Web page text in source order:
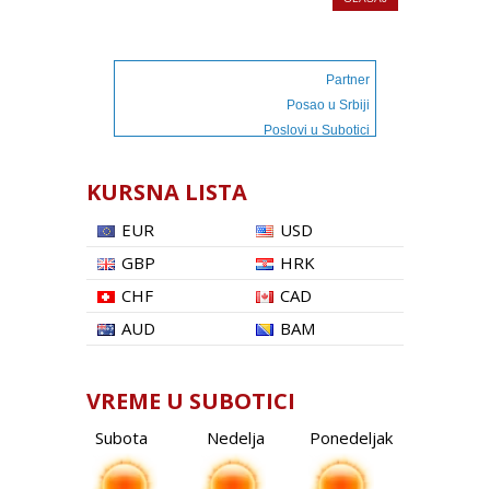
Partner
Posao u Srbiji
Poslovi u Subotici
KURSNA LISTA
EUR
USD
GBP
HRK
CHF
CAD
AUD
BAM
VREME U SUBOTICI
Subota Nedelja Ponedeljak